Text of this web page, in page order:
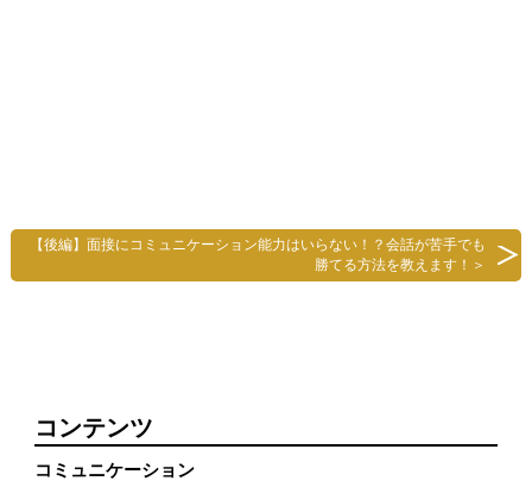
【後編】面接にコミュニケーション能力はいらない！？会話が苦手でも
勝てる方法を教えます！ ＞
コンテンツ
コミュニケーション